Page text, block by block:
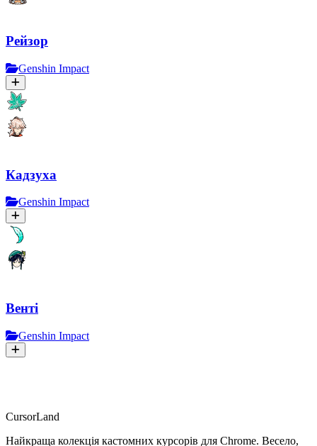
Рейзор
Genshin Impact
Кадзуха
Genshin Impact
Венті
Genshin Impact
CursorLand
Найкраща колекція кастомних курсорів для Chrome. Весело,